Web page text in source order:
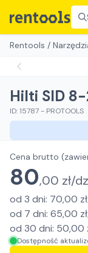
Rentools /
Hilti SID 8-
ID:15787 - PROTOOLS
Cena brutto
80,00 zł/
od 3 dni: 70,00
od 7 dni: 65,00
od 30 dni: 50,00
Dostępność